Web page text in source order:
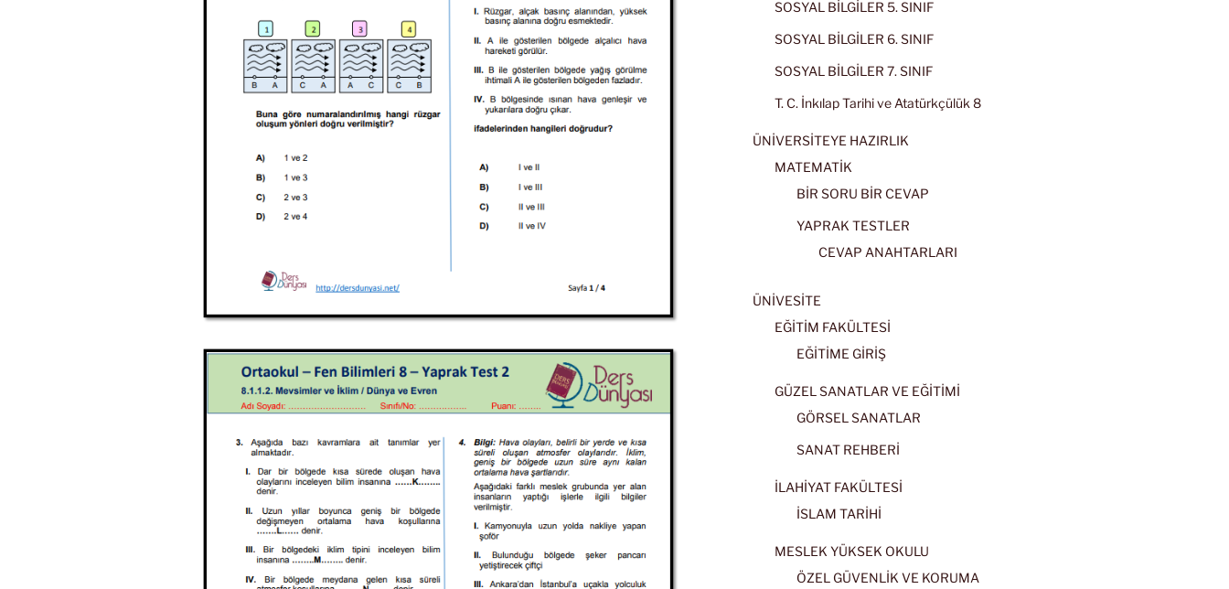
SOSYAL BİLGİLER 5. SINIF
SOSYAL BİLGİLER 6. SINIF
SOSYAL BİLGİLER 7. SINIF
T. C. İnkılap Tarihi ve Atatürkçülük 8
ÜNİVERSİTEYE HAZIRLIK
MATEMATİK
BİR SORU BİR CEVAP
YAPRAK TESTLER
CEVAP ANAHTARLARI
ÜNİVESİTE
EĞİTİM FAKÜLTESİ
EĞİTİME GİRİŞ
GÜZEL SANATLAR VE EĞİTİMİ
GÖRSEL SANATLAR
SANAT REHBERİ
İLAHİYAT FAKÜLTESİ
İSLAM TARİHİ
MESLEK YÜKSEK OKULU
ÖZEL GÜVENLİK VE KORUMA